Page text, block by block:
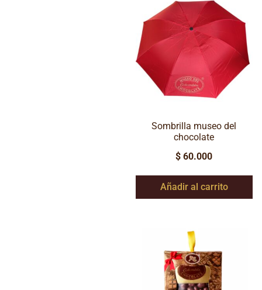
Sombrilla museo del
chocolate
$ 60.000
Añadir al carrito